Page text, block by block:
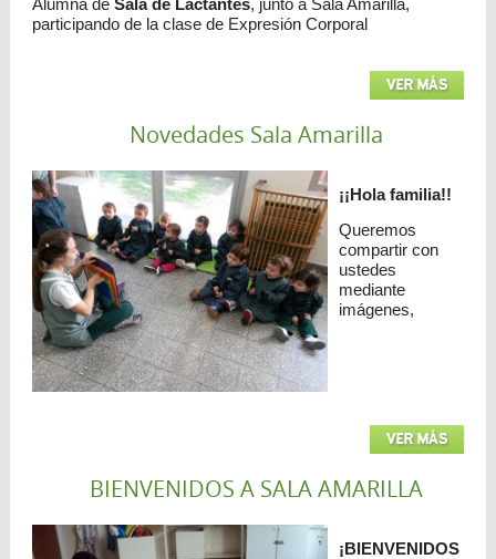
Alumna de Sala de Lactantes, junto a Sala Amarilla,
participando de la clase de Expresión Corporal
VER MÁS
Novedades Sala Amarilla
¡¡Hola familia!!
Queremos
compartir con
ustedes
mediante
imágenes,
VER MÁS
BIENVENIDOS A SALA AMARILLA
¡BIENVENIDOS